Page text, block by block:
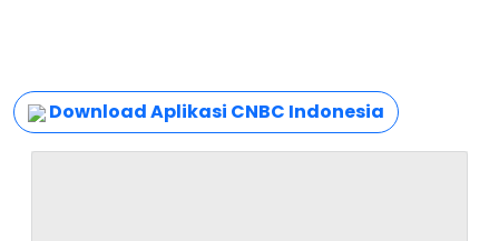
Download Aplikasi CNBC Indonesia